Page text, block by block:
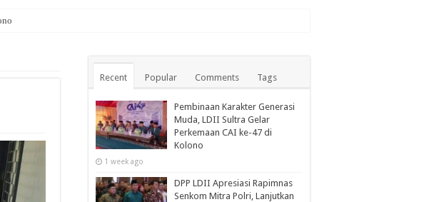
Recent Popular Comments Tags
Pembinaan Karakter Generasi
Muda, LDII Sultra Gelar
Perkemaan CAI ke-47 di
Kolono
1 week ago
DPP LDII Apresiasi Rapimnas
Senkom Mitra Polri, Lanjutkan